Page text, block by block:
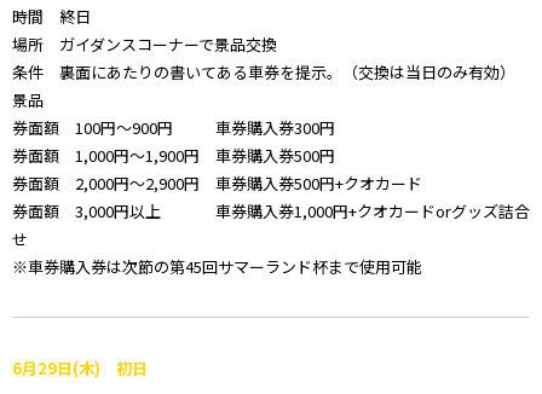
時間 終日
場所 ガイダンスコーナーで景品交換
条件 裏面にあたりの書いてある車券を提示。（交換は当日のみ有効）
景品
券面額 100円～900円 車券購入券300円
券面額 1,000円～1,900円 車券購入券500円
券面額 2,000円～2,900円 車券購入券500円+クオカード
券面額 3,000円以上 車券購入券1,000円+クオカードorグッズ詰合
せ
※車券購入券は次節の第45回サマーランド杯まで使用可能
6月29日(木) 初日